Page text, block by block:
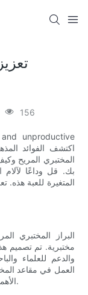
156
unproductive
المختبري المريح
بك. قل وداعًا لآلام
المتغيرة للعبة
البراز المختبري
مختبرية. تم تصميم
والدعم للعلماء
العمل في مقاعد
الأهمية لتعزيز الإنتاجية وضمان رفاهية موظفي المختبر.